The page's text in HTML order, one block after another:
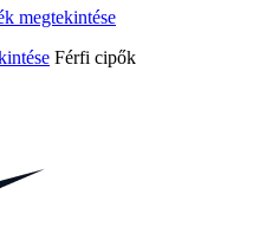
Férfi cipők